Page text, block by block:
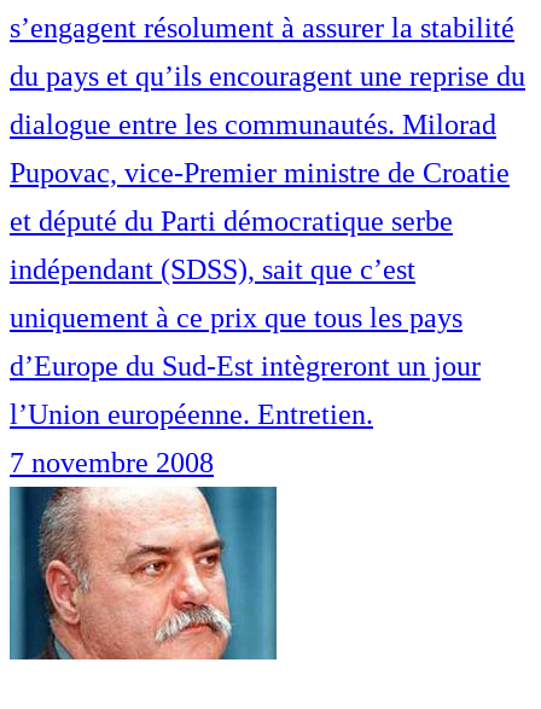
s’engagent résolument à assurer la stabilité
du pays et qu’ils encouragent une reprise du
dialogue entre les communautés. Milorad
Pupovac, vice-Premier ministre de Croatie
et député du Parti démocratique serbe
indépendant (SDSS), sait que c’est
uniquement à ce prix que tous les pays
d’Europe du Sud-Est intègreront un jour
l’Union européenne. Entretien.
7 novembre 2008